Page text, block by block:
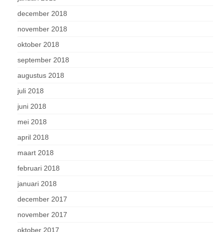
december 2018
november 2018
oktober 2018
september 2018
augustus 2018
juli 2018
juni 2018
mei 2018
april 2018
maart 2018
februari 2018
januari 2018
december 2017
november 2017
oktober 2017